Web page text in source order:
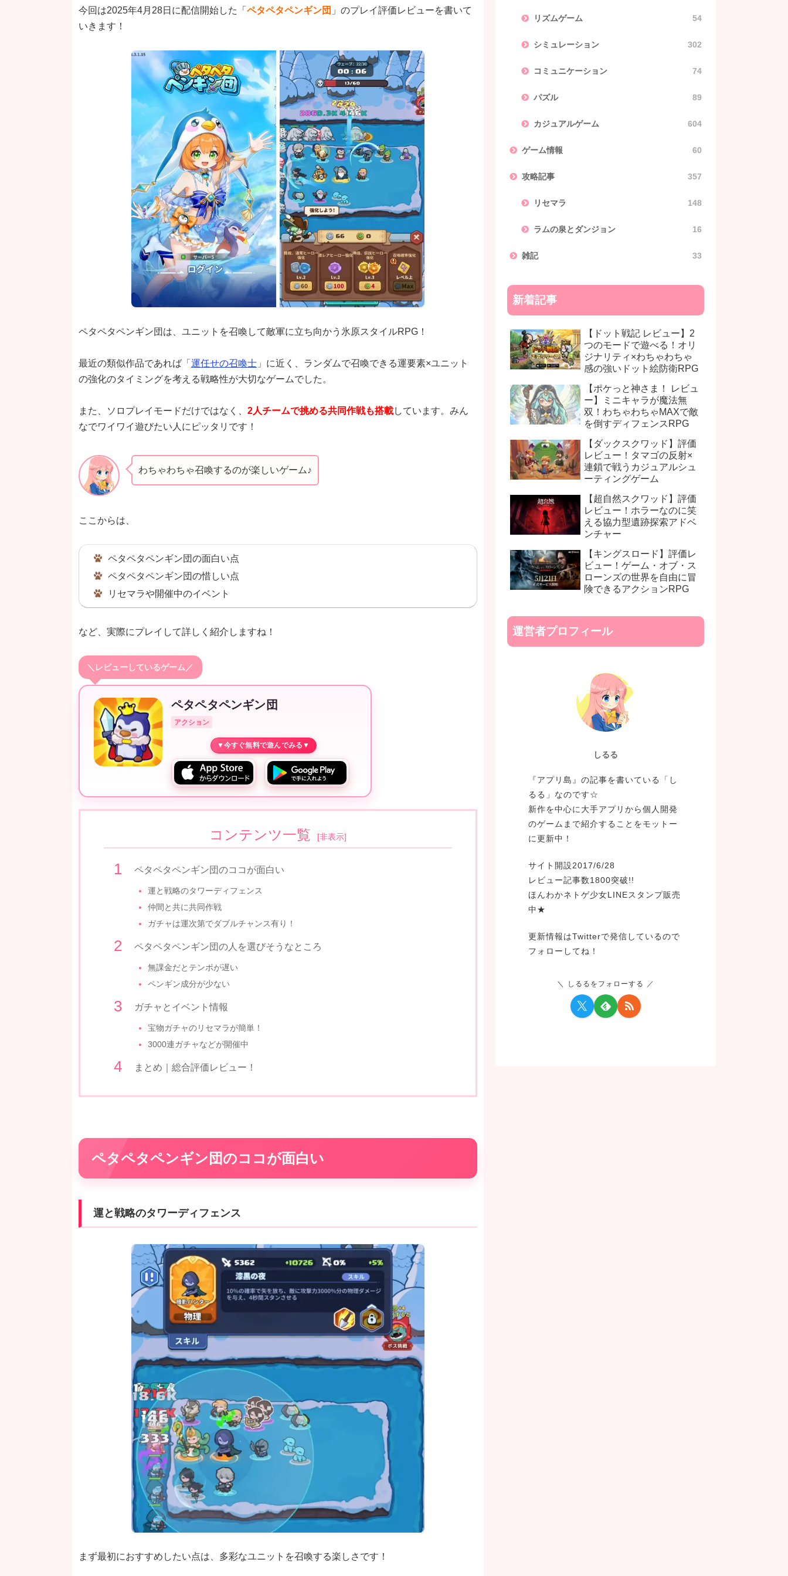
今回は2025年4月28日に配信開始した「 ペタペタペンギン団 」のプレイ評価レビューを書いて
いきます！
ペタペタペンギン団は、ユニットを召喚して敵軍に立ち向かう氷原スタイルRPG！
最近の類似作品であれば「 運任せの召喚士 」に近く、ランダムで召喚できる運要素×ユニット
の強化のタイミングを考える戦略性が大切なゲームでした。
また、ソロプレイモードだけではなく、 2人チームで挑める共同作戦も搭載しています。みん
なでワイワイ遊びたい人にピッタリです！
わちゃわちゃ召喚するのが楽しいゲーム♪
ここからは、
ペタペタペンギン団の面白い点
ペタペタペンギン団の惜しい点
リセマラや開催中のイベント
など、実際にプレイして詳しく紹介しますね！
＼レビューしているゲーム／
ペタペタペンギン団
アクション
コンテンツ一覧 [非表示]
ペタペタペンギン団のココが面白い
運と戦略のタワーディフェンス
仲間と共に共同作戦
ガチャは運次第でダブルチャンス有り！
ペタペタペンギン団の人を選びそうなところ
無課金だとテンポが遅い
ペンギン成分が少ない
ガチャとイベント情報
宝物ガチャのリセマラが簡単！
3000連ガチャなどが開催中
まとめ｜総合評価レビュー！
ペタペタペンギン団のココが面白い
運と戦略のタワーディフェンス
まず最初におすすめしたい点は、多彩なユニットを召喚する楽しさです！
リズムゲーム 54
シミュレーション 302
コミュニケーション 74
パズル 89
カジュアルゲーム 604
ゲーム情報 60
攻略記事 357
リセマラ 148
ラムの泉とダンジョン 16
雑記 33
新着記事
【ドット戦記 レビュー】2
つのモードで遊べる！オリ
ジナリティ×わちゃわちゃ
感の強いドット絵防衛RPG
【ポケっと神さま！ レビュ
ー】ミニキャラが魔法無
双！わちゃわちゃMAXで敵
を倒すディフェンスRPG
【ダックスクワッド】評価
レビュー！タマゴの反射×
連鎖で戦うカジュアルシュ
ーティングゲーム
【超自然スクワッド】評価
レビュー！ホラーなのに笑
える協力型遺跡探索アドベ
ンチャー
【キングスロード】評価レ
ビュー！ゲーム・オブ・ス
ローンズの世界を自由に冒
険できるアクションRPG
運営者プロフィール
しるる
『アプリ島』の記事を書いている「し
るる」なのです☆
新作を中心に大手アプリから個人開発
のゲームまで紹介することをモットー
に更新中！
サイト開設2017/6/28
レビュー記事数1800突破!!
ほんわかネトゲ少女LINEスタンプ販売
中★
更新情報はTwitterで発信しているので
フォローしてね！
しるるをフォローする